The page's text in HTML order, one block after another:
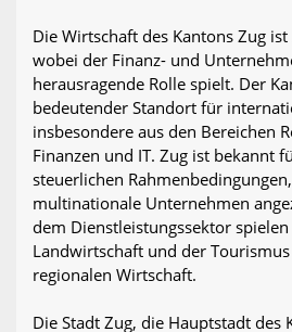
Die Wirtschaft des Kantons Zug
wobei der Finanz- und
herausragende Rolle spielt. Der
bedeutender Standort für
insbesondere aus den Bereichen
Finanzen und IT. Zug ist bekannt
steuerlichen
multinationale Unternehmen
dem Dienstleistungssektor
Landwirtschaft und der
regionalen Wirtschaft.
Die Stadt Zug, die Hauptstadt des